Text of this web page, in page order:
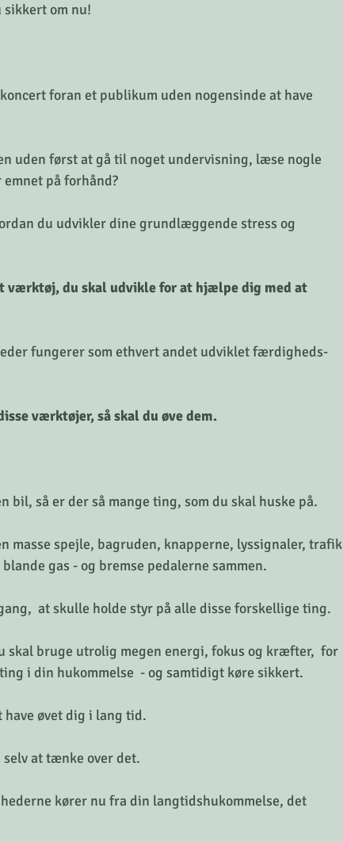
sikkert om nu!
foran et publikum uden nogensinde at have
uden først at gå til noget undervisning, læse nogle
på forhånd?
du udvikler dine grundlæggende stress og
værktøj, du skal udvikle for at hjælpe dig med at
fungerer som ethvert andet udviklet færdigheds-
værktøjer, så skal du øve dem.
så er der så mange ting, som du skal huske på.
masse spejle, bagruden, knapperne, lyssignaler, trafik
gas - og bremse pedalerne sammen.
at skulle holde styr på alle disse forskellige ting.
skal bruge utrolig megen energi, fokus og kræfter,  for
i din hukommelse  - og samtidigt køre sikkert.
øvet dig i lang tid.
at tænke over det.
kører nu fra din langtidshukommelse, det